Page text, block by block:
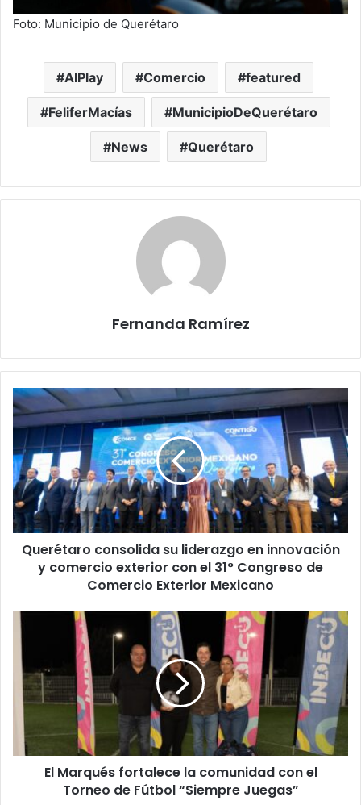
Foto: Municipio de Querétaro
AIPlay Comercio featured
FeliferMacías MunicipioDeQuerétaro
News Querétaro
Fernanda Ramírez
Querétaro
consolida
su
liderazgo
en
innovación
y
comercio
exterior
con
de
Comercio
Mexicano
Querétaro consolida su liderazgo en innovación
y comercio exterior con el 31° Congreso de
Comercio Exterior Mexicano
El
Marqués
comunidad
con
Torneo
de
El Marqués fortalece la comunidad con el
Torneo de Fútbol “Siempre Juegas”